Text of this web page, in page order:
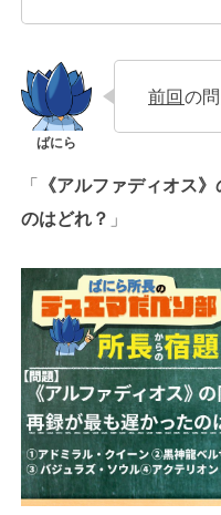
前回の
「 《アルファディオス
のはどれ？ 」